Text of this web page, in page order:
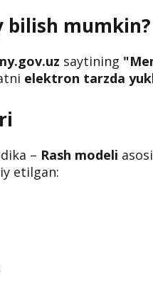
natijalari
o‘tkazilgan kimyo va
natijalarie’lon
mumkin?
saytining
elektron tarzda
etilgan: